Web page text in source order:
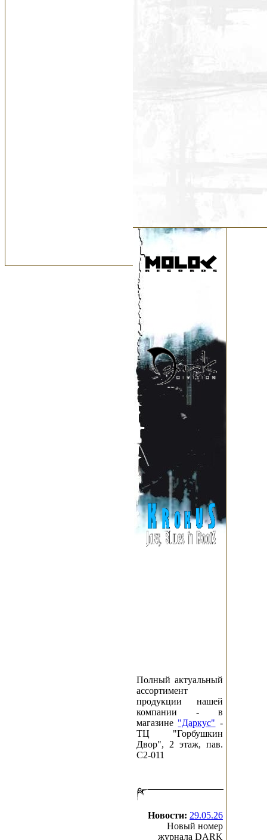
Полный актуальный
ассортимент
продукции нашей
компании - в
магазине "Даркус" -
ТЦ "Горбушкин
Двор", 2 этаж, пав.
C2-011
Новости: 29.05.26
Новый номер
журнала DARK